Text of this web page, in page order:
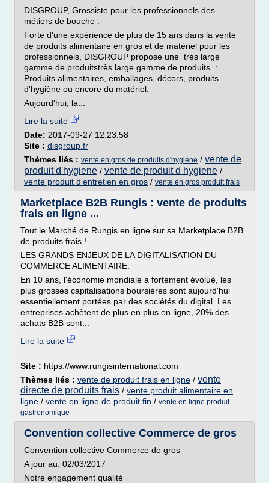
DISGROUP, Grossiste pour les professionnels des
métiers de bouche :
Forte d'une expérience de plus de 15 ans dans la vente
de produits alimentaire en gros et de matériel pour les
professionnels, DISGROUP propose une très large
gamme de produitstrès large gamme de produits :
Produits alimentaires, emballages, décors, produits
d'hygiène ou encore du matériel.
Aujourd'hui, la...
Lire la suite
Date: 2017-09-27 12:23:58
Site : disgroup.fr
Thèmes liés : vente en gros de produits d'hygiene / vente de
produit d'hygiene / vente de produit d hygiene /
vente produit d'entretien en gros / vente en gros produit frais
Marketplace B2B Rungis : vente de produits
frais en ligne ...
Tout le Marché de Rungis en ligne sur sa Marketplace B2B
de produits frais !
LES GRANDS ENJEUX DE LA DIGITALISATION DU
COMMERCE ALIMENTAIRE.
En 10 ans, l'économie mondiale a fortement évolué, les
plus grosses capitalisations boursières sont aujourd'hui
essentiellement portées par des sociétés du digital. Les
entreprises achètent de plus en plus en ligne, 20% des
achats B2B sont...
Lire la suite
Site : https://www.rungisinternational.com
Thèmes liés : vente de produit frais en ligne / vente
directe de produits frais / vente produit alimentaire en
ligne / vente en ligne de produit fin / vente en ligne produit
gastronomique
Convention collective Commerce de gros
Convention collective Commerce de gros
A jour au: 02/03/2017
Notre engagement qualité